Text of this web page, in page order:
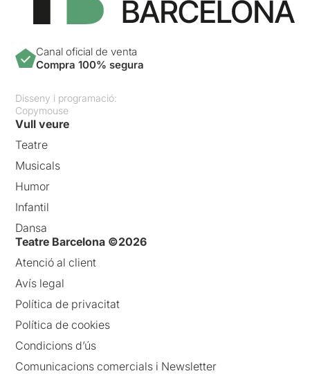
Canal oficial de venta
Compra 100% segura
Disseny i programació:
Copymouse
Vull veure
Teatre
Musicals
Humor
Infantil
Dansa
Teatre Barcelona ©2026
Atenció al client
Avís legal
Política de privacitat
Política de cookies
Condicions d’ús
Comunicacions comercials i Newsletter